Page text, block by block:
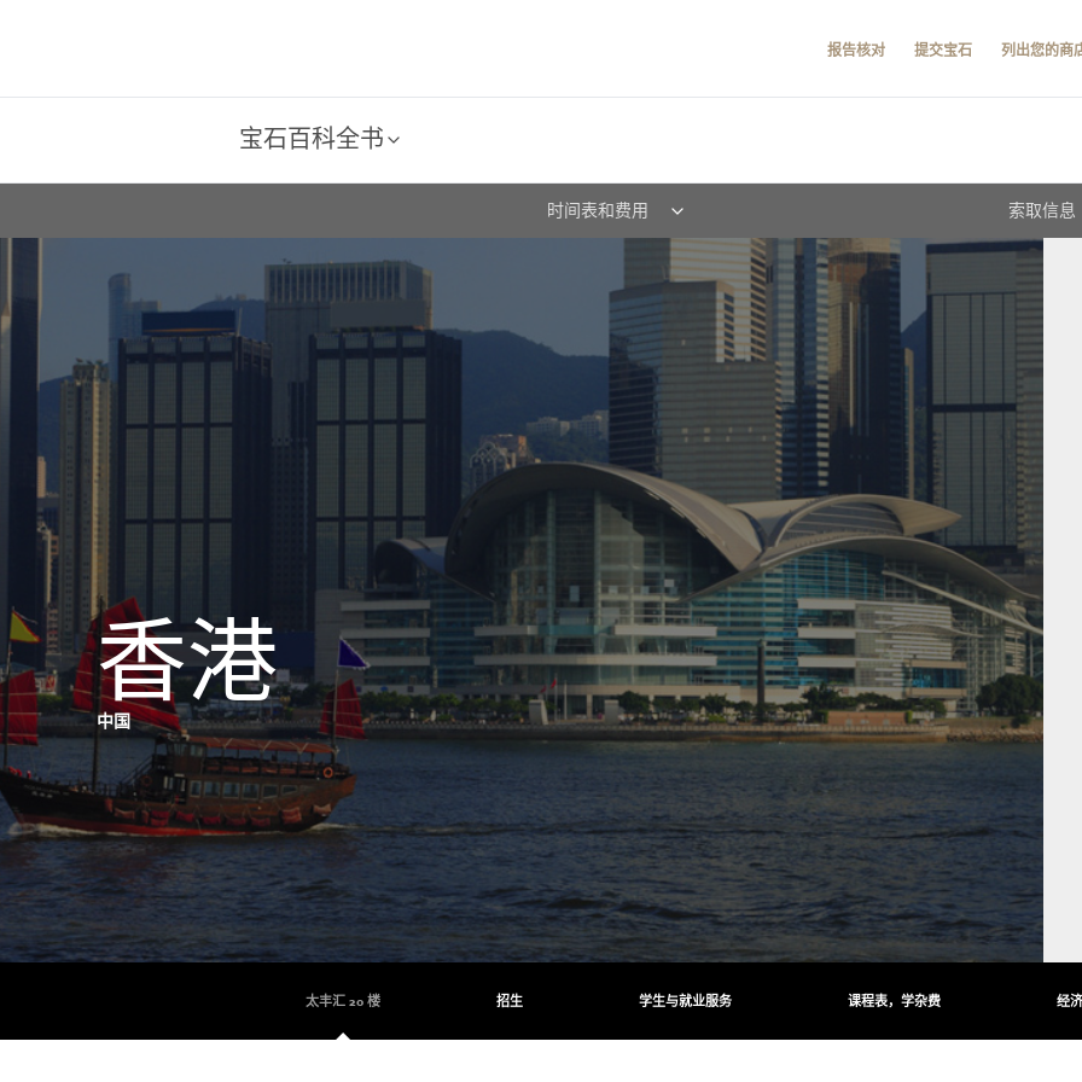
报告核对 提交宝石 列出您的商
宝石百科全书
时间表和费用 索取信息
香港
中国
太丰汇 20 楼 招生 学生与就业服务 课程表，学杂费 经